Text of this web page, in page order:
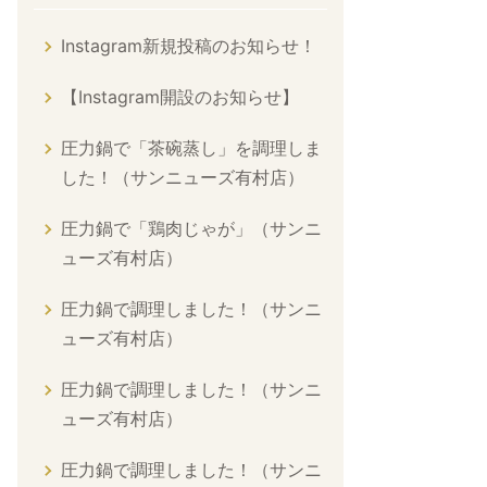
Instagram新規投稿のお知らせ！
【Instagram開設のお知らせ】
圧力鍋で「茶碗蒸し」を調理しま
した！（サンニューズ有村店）
圧力鍋で「鶏肉じゃが」（サンニ
ューズ有村店）
圧力鍋で調理しました！（サンニ
ューズ有村店）
圧力鍋で調理しました！（サンニ
ューズ有村店）
圧力鍋で調理しました！（サンニ